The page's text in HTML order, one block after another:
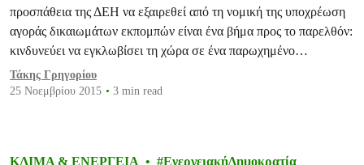
προσπάθεια της ΔΕΗ να εξαιρεθεί από τη νομική της υποχρέωση
αγοράς δικαιωμάτων εκπομπών είναι ένα βήμα προς το παρελθόν:
κινδυνεύει να εγκλωβίσει τη χώρα σε ένα παρωχημένο
ενεργειακό μοντέλο και να στερήσει παράλληλα πολύτιμους
πόρους που συμβάλλουν καθοριστικά στην προσπάθεια της χώρας
Τάκης Γρηγορίου
25 Νοεμβρίου 2015
3 min read
ΚΛΙΜΑ & ΕΝΕΡΓΕΙΑ ΕνεργειακήΔημοκρατία